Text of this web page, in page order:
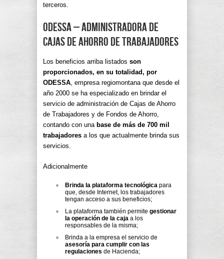
terceros.
ODESSA – Administradora de
Cajas de Ahorro de Trabajadores
Los beneficios arriba listados son
proporcionados, en su totalidad, por
ODESSA , empresa regiomontana que desde el
año 2000 se ha especializado en brindar el
servicio de administración de Cajas de Ahorro
de Trabajadores y de Fondos de Ahorro,
contando con una base de más de 700 mil
trabajadores a los que actualmente brinda sus
servicios.
Adicionalmente
Brinda la plataforma tecnológica para
que, desde Internet, los trabajadores
tengan acceso a sus beneficios;
La plataforma también permite gestionar
la operación de la caja a los
responsables de la misma;
Brinda a la empresa el servicio de
asesoría para cumplir con las
regulaciones de Hacienda;